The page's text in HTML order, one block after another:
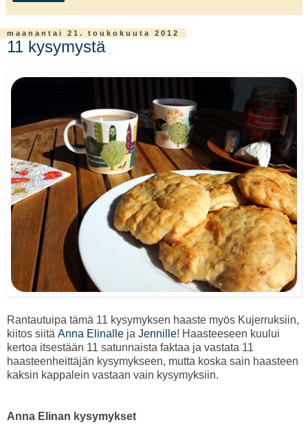
maanantai 21. toukokuuta 2012
11 kysymystä
Rantautuipa tämä 11 kysymyksen haaste myös Kujerruksiin,
kiitos siitä Anna Elinalle ja Jennille! Haasteeseen kuului
kertoa itsestään 11 satunnaista faktaa ja vastata 11
haasteenheittäjän kysymykseen, mutta koska sain haasteen
kaksin kappalein vastaan vain kysymyksiin.
Anna Elinan kysymykset